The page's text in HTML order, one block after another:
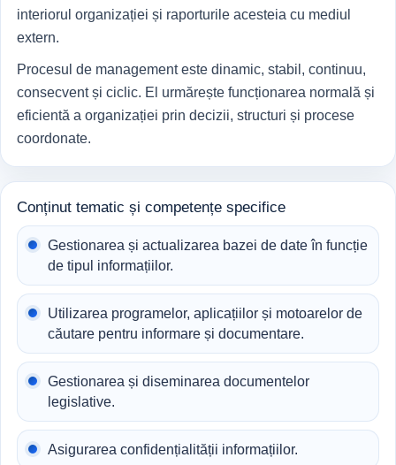
interiorul organizației și raporturile acesteia cu mediul
extern.
Procesul de management este dinamic, stabil, continuu,
consecvent și ciclic. El urmărește funcționarea normală și
eficientă a organizației prin decizii, structuri și procese
coordonate.
Conținut tematic și competențe specifice
Gestionarea și actualizarea bazei de date în funcție
de tipul informațiilor.
Utilizarea programelor, aplicațiilor și motoarelor de
căutare pentru informare și documentare.
Gestionarea și diseminarea documentelor
legislative.
Asigurarea confidențialității informațiilor.